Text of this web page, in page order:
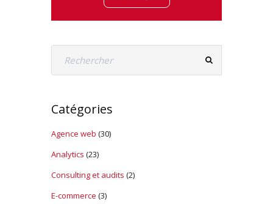
Catégories
Agence web (30)
Analytics (23)
Consulting et audits (2)
E-commerce (3)